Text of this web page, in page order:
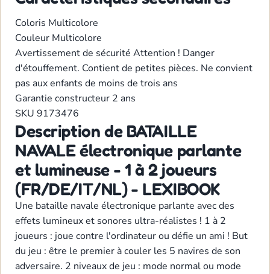
Coloris Multicolore
Couleur Multicolore
Avertissement de sécurité Attention ! Danger
d'étouffement. Contient de petites pièces. Ne convient
pas aux enfants de moins de trois ans
Garantie constructeur 2 ans
SKU 9173476
Description de BATAILLE
NAVALE électronique parlante
et lumineuse - 1 à 2 joueurs
(FR/DE/IT/NL) - LEXIBOOK
Une bataille navale électronique parlante avec des
effets lumineux et sonores ultra-réalistes ! 1 à 2
joueurs : joue contre l'ordinateur ou défie un ami ! But
du jeu : être le premier à couler les 5 navires de son
adversaire. 2 niveaux de jeu : mode normal ou mode